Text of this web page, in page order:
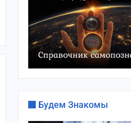
Будем Знакомы